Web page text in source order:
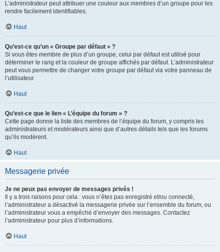
L’administrateur peut attribuer une couleur aux membres d’un groupe pour les
rendre facilement identifiables.
Haut
Qu’est-ce qu’un « Groupe par défaut » ?
Si vous êtes membre de plus d’un groupe, celui par défaut est utilisé pour
déterminer le rang et la couleur de groupe affichés par défaut. L’administrateur
peut vous permettre de changer votre groupe par défaut via votre panneau de
l’utilisateur.
Haut
Qu’est-ce que le lien « L’équipe du forum » ?
Cette page donne la liste des membres de l’équipe du forum, y compris les
administrateurs et modérateurs ainsi que d’autres détails tels que les forums
qu’ils modèrent.
Haut
Messagerie privée
Je ne peux pas envoyer de messages privés !
Il y a trois raisons pour cela : vous n’êtes pas enregistré et/ou connecté,
l’administrateur a désactivé la messagerie privée sur l’ensemble du forum, ou
l’administrateur vous a empêché d’envoyer des messages. Contactez
l’administrateur pour plus d’informations.
Haut